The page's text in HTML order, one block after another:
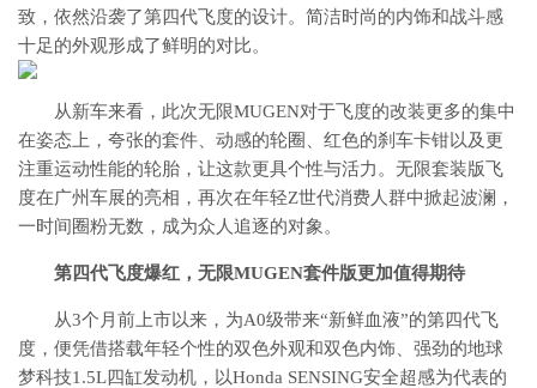
致，依然沿袭了第四代飞度的设计。简洁时尚的内饰和战斗感
十足的外观形成了鲜明的对比。
从新车来看，此次无限MUGEN对于飞度的改装更多的集中
在姿态上，夸张的套件、动感的轮圈、红色的刹车卡钳以及更
注重运动性能的轮胎，让这款更具个性与活力。无限套装版飞
度在广州车展的亮相，再次在年轻Z世代消费人群中掀起波澜，
一时间圈粉无数，成为众人追逐的对象。
第四代飞度爆红，无限MUGEN套件版更加值得期待
从3个月前上市以来，为A0级带来“新鲜血液”的第四代飞
度，便凭借搭载年轻个性的双色外观和双色内饰、强劲的地球
梦科技1.5L四缸发动机，以Honda SENSING安全超感为代表的